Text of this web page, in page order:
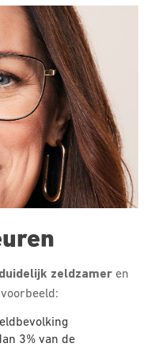
zeldzamer en
3% van de